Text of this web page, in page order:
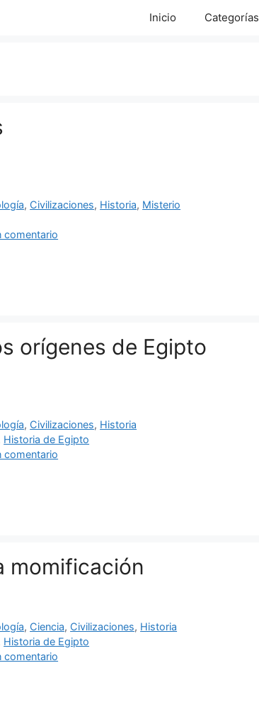
Inicio Categorías
, Civilizaciones, Historia, Misterio
comentario
orígenes de Egipto
, Civilizaciones, Historia
Historia de Egipto
comentario
momificación
, Ciencia, Civilizaciones, Historia
Historia de Egipto
comentario